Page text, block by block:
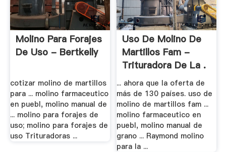
Molino Para Forajes
De Uso - Bertkelly
cotizar molino de martillos
para ... molino farmaceutico
en puebl, molino manual de
... molino para forajes de
uso; molino para forajes de
uso Trituradoras ...
Uso De Molino De
Martillos Fam -
Trituradora De La .
... ahora que la oferta de
más de 130 países. uso de
molino de martillos fam ...
molino farmaceutico en
puebl, molino manual de
grano ... Raymond molino
para la ...